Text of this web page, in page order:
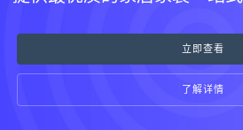
立即查看
了解详情